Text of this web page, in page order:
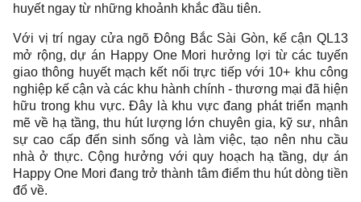
huyết ngay từ những khoảnh khắc đầu tiên.
Với vị trí ngay cửa ngõ Đông Bắc Sài Gòn, kế cận QL13
mở rộng, dự án Happy One Mori hưởng lợi từ các tuyến
giao thông huyết mạch kết nối trực tiếp với 10+ khu công
nghiệp kế cận và các khu hành chính - thương mại đã hiện
hữu trong khu vực. Đây là khu vực đang phát triển mạnh
mẽ về hạ tầng, thu hút lượng lớn chuyên gia, kỹ sư, nhân
sự cao cấp đến sinh sống và làm việc, tạo nên nhu cầu
nhà ở thực. Cộng hưởng với quy hoạch hạ tầng, dự án
Happy One Mori đang trở thành tâm điểm thu hút dòng tiền
đổ về.